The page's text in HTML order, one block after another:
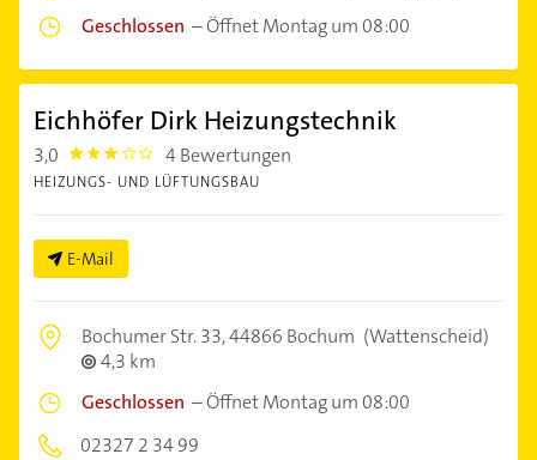
Geschlossen –Öffnet Montag um 08:00
Eichhöfer Dirk Heizungstechnik
3,0 3.0 4 Bewertungen
HEIZUNGS- UND LÜFTUNGSBAU
E-Mail
Bochumer Str. 33,44866 Bochum (Wattenscheid)
4,3 km
Geschlossen –Öffnet Montag um 08:00
02327 2 34 99